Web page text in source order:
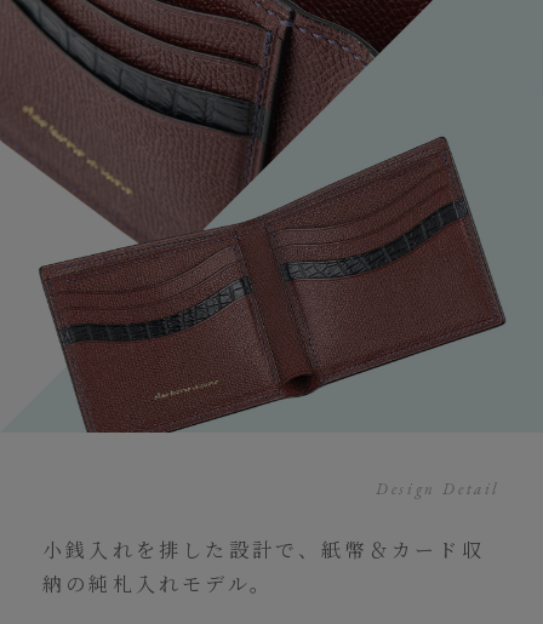
Design Detail
小銭入れを排した設計で、紙幣＆カード収
納の純札入れモデル。